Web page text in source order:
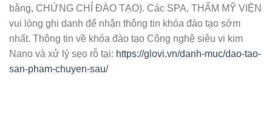
bằng, CHỨNG CHỈ ĐÀO TẠO). Các SPA, THẨM MỸ VIỆN
vui lòng ghi danh để nhận thông tin khóa đào tạo sớm
nhất. Thông tin về khóa đào tạo Công nghệ siêu vi kim
Nano và xử lý sẹo rỗ tại: https://glovi.vn/danh-muc/dao-tao-
san-pham-chuyen-sau/